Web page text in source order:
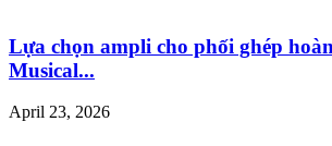
Lựa chọn ampli cho phối ghép
Musical...
April 23, 2026